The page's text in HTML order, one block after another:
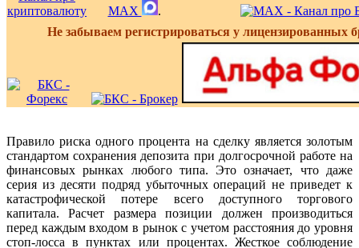
MAX
.
Не забываем регистрироваться у лицензированных
Правило риска одного процента на сделку является золотым
стандартом сохранения депозита при долгосрочной работе на
финансовых рынках любого типа. Это означает, что даже
серия из десяти подряд убыточных операций не приведет к
катастрофической потере всего доступного торгового
капитала. Расчет размера позиции должен производиться
перед каждым входом в рынок с учетом расстояния до уровня
стоп-лосса в пунктах или процентах. Жесткое соблюдение